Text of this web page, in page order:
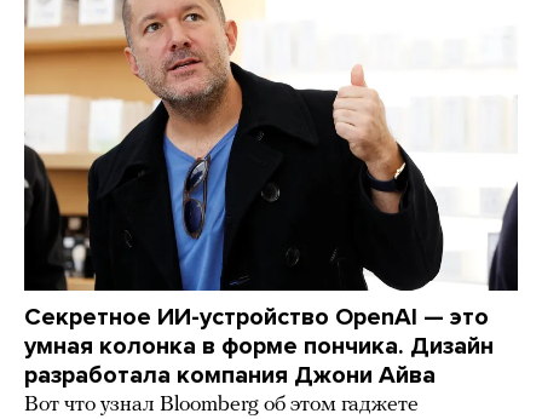
Секретное ИИ-устройство OpenAI — это
умная колонка в форме пончика. Дизайн
разработала компания Джони Айва
Вот что узнал Bloomberg об этом гаджете